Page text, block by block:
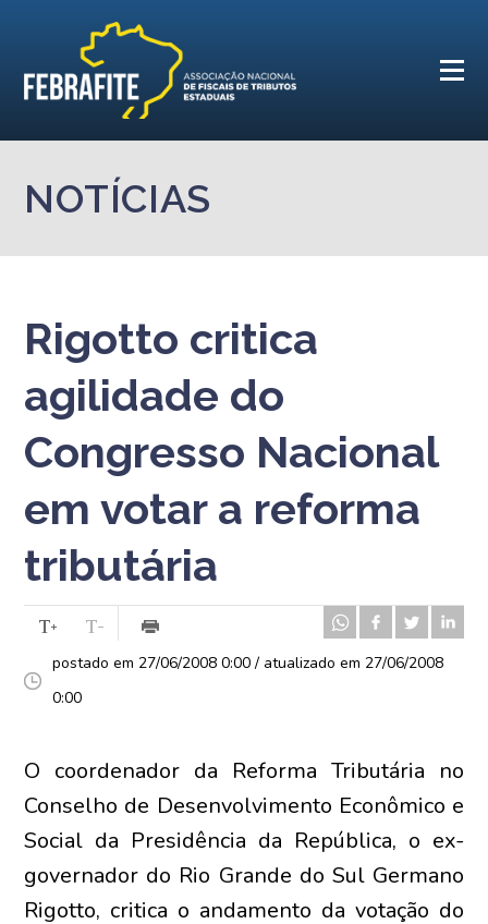
NOTÍCIAS
Rigotto critica
agilidade do
Congresso Nacional
em votar a reforma
tributária
postado em 27/06/2008 0:00 / atualizado em 27/06/2008
0:00
O coordenador da Reforma Tributária no
Conselho de Desenvolvimento Econômico e
Social da Presidência da República, o ex-
governador do Rio Grande do Sul Germano
Rigotto, critica o andamento da votação do